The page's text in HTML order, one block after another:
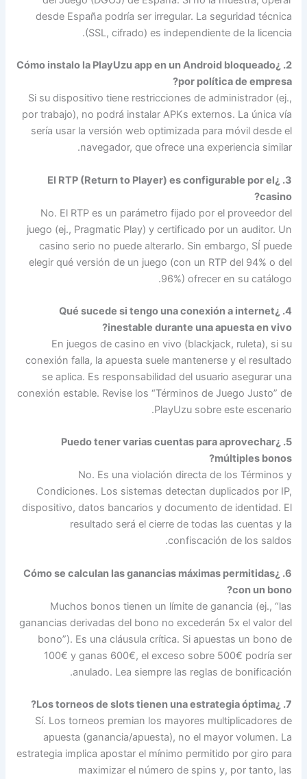
desde España podría ser irregular. La seguridad técnica
(SSL, cifrado) es independiente de la licencia.
2. ¿Cómo instalo la PlayUzu app en un Android bloqueado
por política de empresa?
Si su dispositivo tiene restricciones de administrador (ej.,
por trabajo), no podrá instalar APKs externos. La única vía
sería usar la versión web optimizada para móvil desde el
navegador, que ofrece una experiencia similar.
3. ¿El RTP (Return to Player) es configurable por el
casino?
No. El RTP es un parámetro fijado por el proveedor del
juego (ej., Pragmatic Play) y certificado por un auditor. Un
casino serio no puede alterarlo. Sin embargo, SÍ puede
elegir qué versión de un juego (con un RTP del 94% o del
96%) ofrecer en su catálogo.
4. ¿Qué sucede si tengo una conexión a internet
inestable durante una apuesta en vivo?
En juegos de casino en vivo (blackjack, ruleta), si su
conexión falla, la apuesta suele mantenerse y el resultado
se aplica. Es responsabilidad del usuario asegurar una
conexión estable. Revise los “Términos de Juego Justo” de
PlayUzu sobre este escenario.
5. ¿Puedo tener varias cuentas para aprovechar
múltiples bonos?
No. Es una violación directa de los Términos y
Condiciones. Los sistemas detectan duplicados por IP,
dispositivo, datos bancarios y documento de identidad. El
resultado será el cierre de todas las cuentas y la
confiscación de los saldos.
6. ¿Cómo se calculan las ganancias máximas permitidas
con un bono?
Muchos bonos tienen un límite de ganancia (ej., “las
ganancias derivadas del bono no excederán 5x el valor del
bono”). Es una cláusula crítica. Si apuestas un bono de
100€ y ganas 600€, el exceso sobre 500€ podría ser
anulado. Lea siempre las reglas de bonificación.
7. ¿Los torneos de slots tienen una estrategia óptima?
Sí. Los torneos premian los mayores multiplicadores de
apuesta (ganancia/apuesta), no el mayor volumen. La
estrategia implica apostar el mínimo permitido por giro para
maximizar el número de spins y, por tanto, las